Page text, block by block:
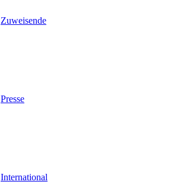
Zuweisende
Presse
International